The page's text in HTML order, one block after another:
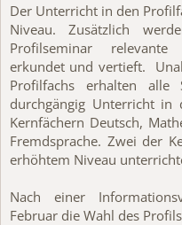
Der Unterricht in den
Niveau. Zusätzlich
Profilseminar relevante
erkundet und vertieft.
Profilfachs erhalten alle
durchgängig Unterricht in
Kernfächern Deutsch,
Fremdsprache. Zwei der
erhöhtem Niveau
Nach einer
Februar die Wahl des